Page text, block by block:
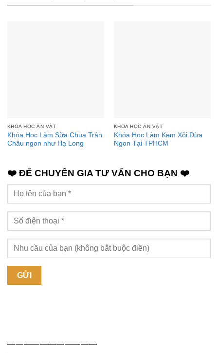
KHÓA HỌC ĂN VẶT
Khóa Học Làm Sữa Chua Trân
Châu ngon như Hạ Long
KHÓA HỌC ĂN VẶT
Khóa Học Làm Kem Xôi Dừa
Ngon Tại TPHCM
❤️ ĐỂ CHUYÊN GIA TƯ VẤN CHO BẠN ❤️
———————————